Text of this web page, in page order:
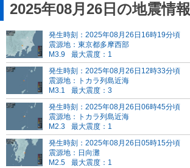
2025年08月26日の地震情報
発生時刻：2025年08月26日16時19分頃
震源地：東京都多摩西部
M3.9
最大震度：1
発生時刻：2025年08月26日12時33分頃
震源地：トカラ列島近海
M3.1
最大震度：3
発生時刻：2025年08月26日06時45分頃
震源地：トカラ列島近海
M2.3
最大震度：1
発生時刻：2025年08月26日05時15分頃
震源地：日向灘
M2.5
最大震度：1